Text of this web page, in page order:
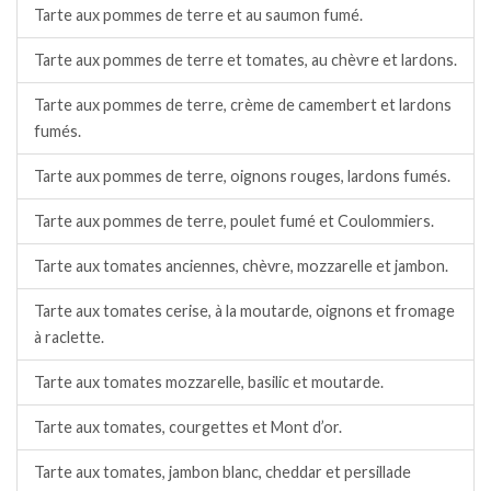
Tarte aux pommes de terre et au saumon fumé.
Tarte aux pommes de terre et tomates, au chèvre et lardons.
Tarte aux pommes de terre, crème de camembert et lardons
fumés.
Tarte aux pommes de terre, oignons rouges, lardons fumés.
Tarte aux pommes de terre, poulet fumé et Coulommiers.
Tarte aux tomates anciennes, chèvre, mozzarelle et jambon.
Tarte aux tomates cerise, à la moutarde, oignons et fromage
à raclette.
Tarte aux tomates mozzarelle, basilic et moutarde.
Tarte aux tomates, courgettes et Mont d’or.
Tarte aux tomates, jambon blanc, cheddar et persillade